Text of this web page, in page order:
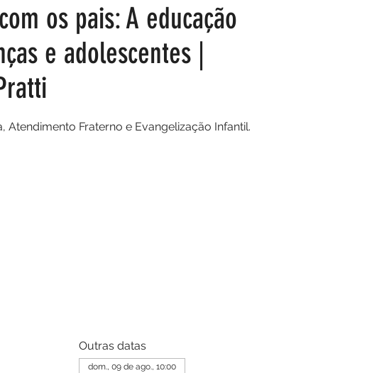
os pais: A educação
e adolescentes |
Atendimento Fraterno e Evangelização Infantil.
Outras datas
dom., 09 de ago., 10:00